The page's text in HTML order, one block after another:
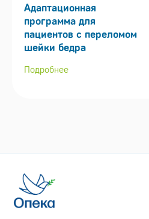
Адаптационная
программа для
пациентов с переломом
шейки бедра
Подробнее